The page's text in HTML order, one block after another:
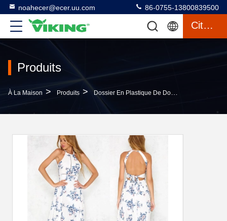
noahecer@ecer.uu.com 86-0755-13800839500
Citation
Produits
À La Maison > Produits > Dossier En Plastique De Document